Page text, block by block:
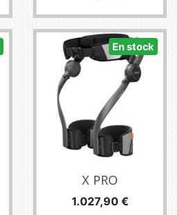
En stock
X PRO
Precio
1.027,90 €